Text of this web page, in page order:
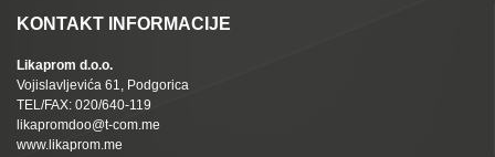
KONTAKT INFORMACIJE
Likaprom d.o.o.
Vojislavljevića 61, Podgorica
TEL/FAX: 020/640-119
likapromdoo@t-com.me
www.likaprom.me